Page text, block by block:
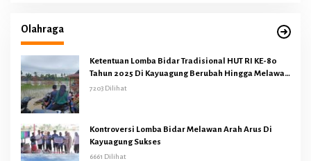
Olahraga
Ketentuan Lomba Bidar Tradisional HUT RI KE-80
Tahun 2025 Di Kayuagung Berubah Hingga Melawan
Arus
7203 Dilihat
Kontroversi Lomba Bidar Melawan Arah Arus Di
Kayuagung Sukses
6661 Dilihat